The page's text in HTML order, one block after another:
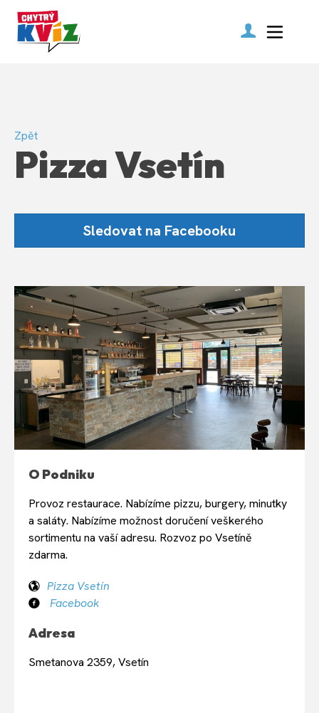
Zpět
Pizza Vsetín
Sledovat na Facebooku
O Podniku
Provoz restaurace. Nabízíme pizzu, burgery, minutky
a saláty. Nabízíme možnost doručení veškerého
sortimentu na vaší adresu. Rozvoz po Vsetíně
zdarma.
Pizza Vsetín
Facebook
Adresa
Smetanova 2359, Vsetín